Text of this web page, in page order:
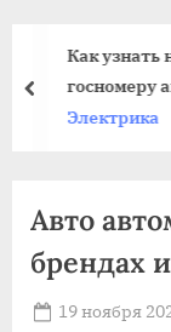
Как узнать
госномеру
ГИБДД,
Электрика
пред
Авто
брендах
Posted
19 ноября